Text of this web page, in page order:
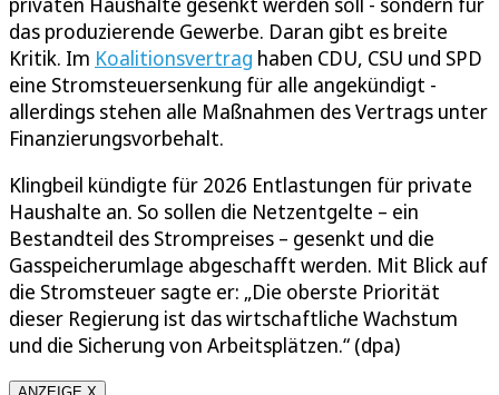
das produzierende Gewerbe. Daran gibt es breite
Kritik. Im Koalitionsvertrag haben CDU, CSU und SPD
eine Stromsteuersenkung für alle angekündigt -
allerdings stehen alle Maßnahmen des Vertrags unter
Finanzierungsvorbehalt.
Klingbeil kündigte für 2026 Entlastungen für private
Haushalte an. So sollen die Netzentgelte – ein
Bestandteil des Strompreises – gesenkt und die
Gasspeicherumlage abgeschafft werden. Mit Blick auf
die Stromsteuer sagte er: „Die oberste Priorität
dieser Regierung ist das wirtschaftliche Wachstum
und die Sicherung von Arbeitsplätzen.“ (dpa)